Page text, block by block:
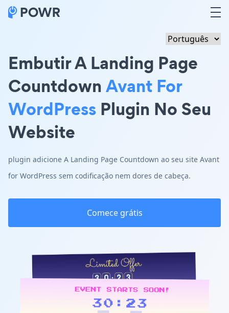
Embutir A Landing Page
CountdownAvant For
WordPress Plugin No Seu
Website
plugin adicione A Landing Page Countdown ao seu site Avant
for WordPress sem codificação nem dores de cabeça.
Comece grátis